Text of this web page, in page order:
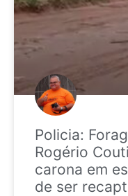
Policia:
Rogério
carona em
de ser